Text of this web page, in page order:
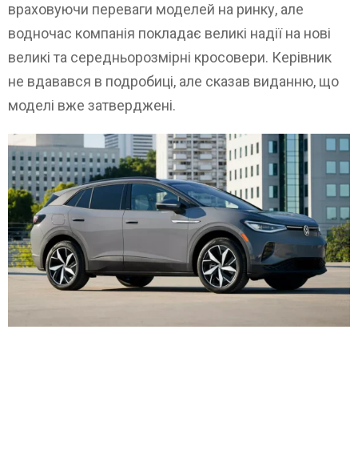
враховуючи переваги моделей на ринку, але
водночас компанія покладає великі надії на нові
великі та середньорозмірні кросовери. Керівник
не вдавався в подробиці, але сказав виданню, що
моделі вже затверджені.